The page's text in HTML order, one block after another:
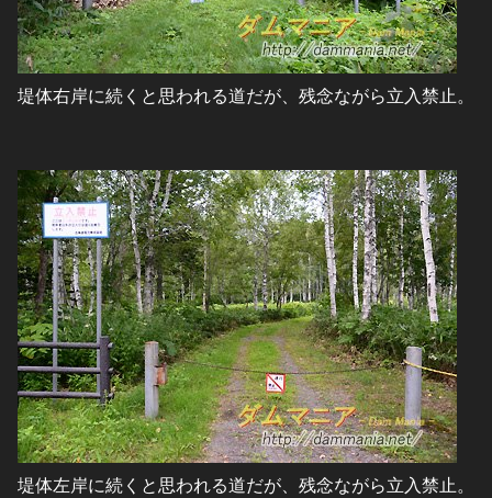
堤体右岸に続くと思われる道だが、残念ながら立入禁止。
堤体左岸に続くと思われる道だが、残念ながら立入禁止。